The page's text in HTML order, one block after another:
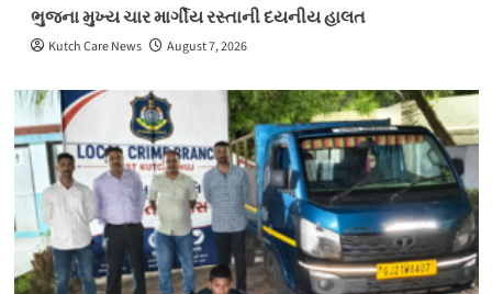
ભુજના મુખ્ય ચાર માર્ગીય રસ્તાની દયનીય હાલત
Kutch Care News August 7, 2026